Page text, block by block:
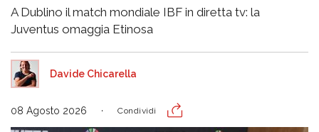
A Dublino il match mondiale IBF in diretta tv: la
Juventus omaggia Etinosa
Davide Chicarella
08 Agosto 2026 Condividi